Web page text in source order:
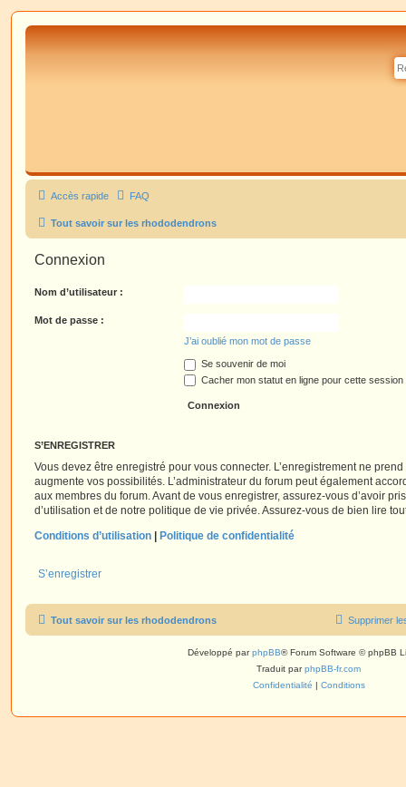
Accès rapide FAQ
Tout savoir sur les rhododendrons
Connexion
Nom d’utilisateur :
Mot de passe :
J’ai oublié mon mot de passe
Se souvenir de moi
Cacher mon statut en ligne pour cette session
S’ENREGISTRER
Vous devez être enregistré pour vous connecter. L’enregistrement ne
augmente vos possibilités. L’administrateur du forum peut également
aux membres du forum. Avant de vous enregistrer, assurez-vous d’avoir
d’utilisation et de notre politique de vie privée. Assurez-vous de bien lire
Conditions d’utilisation | Politique de confidentialité
S’enregistrer
Tout savoir sur les rhododendrons Supprimer
Développé parphpBB® Forum Software © phpBB
Traduit parphpBB-fr.com
Confidentialité | Conditions